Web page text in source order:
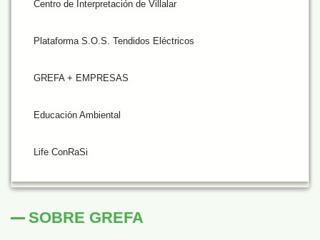
Centro de Interpretación de Villalar
Plataforma S.O.S. Tendidos Eléctricos
GREFA + EMPRESAS
Educación Ambiental
Life ConRaSi
SOBRE GREFA